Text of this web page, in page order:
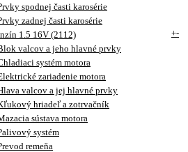
spodnej časti karosérie
zadnej časti karosérie
1.5 16V (2112)
+-
valcov a jeho hlavné prvky
systém motora
zariadenie motora
valcov a jej hlavné prvky
hriadeľ a zotrvačník
sústava motora
systém
remeňa